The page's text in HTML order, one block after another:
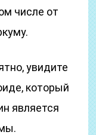
числе от
увидите
который
является